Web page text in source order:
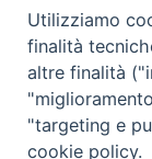
Eventi
Eventi
Utilizziamo
finalità
altre finalità
"targeting e
cookie policy.